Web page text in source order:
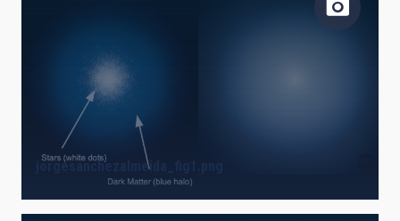
jorgesanchezalmeida_fig1.png